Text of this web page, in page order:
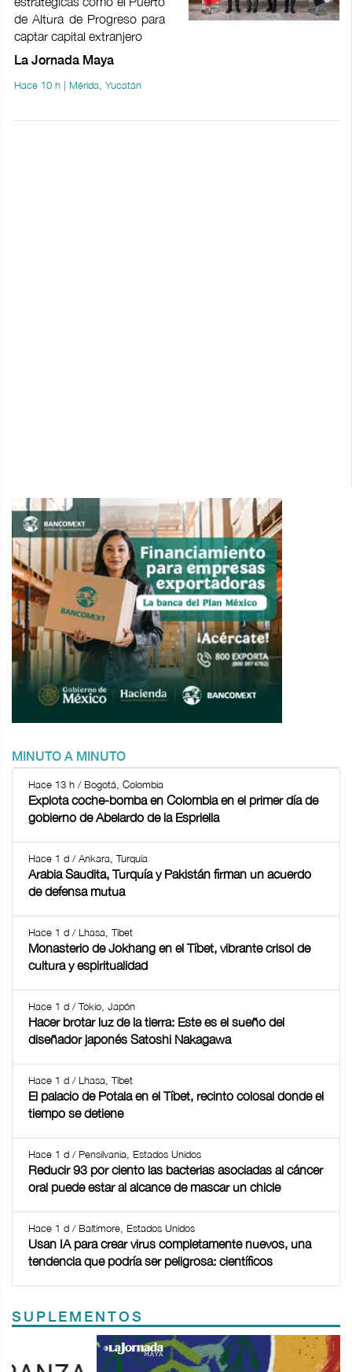
de Altura de Progreso para
captar capital extranjero
La Jornada Maya
Hace 10 h | Mérida, Yucatán
MINUTO A MINUTO
Hace 13 h / Bogotá, Colombia
Explota coche-bomba en Colombia en el primer día de
gobierno de Abelardo de la Espriella
Hace 1 d / Ankara, Turquía
Arabia Saudita, Turquía y Pakistán firman un acuerdo
de defensa mutua
Hace 1 d / Lhasa, Tíbet
Monasterio de Jokhang en el Tíbet, vibrante crisol de
cultura y espiritualidad
Hace 1 d / Tokio, Japón
Hacer brotar luz de la tierra: Este es el sueño del
diseñador japonés Satoshi Nakagawa
Hace 1 d / Lhasa, Tíbet
El palacio de Potala en el Tíbet, recinto colosal donde el
tiempo se detiene
Hace 1 d / Pensilvania, Estados Unidos
Reducir 93 por ciento las bacterias asociadas al cáncer
oral puede estar al alcance de mascar un chicle
Hace 1 d / Baltimore, Estados Unidos
Usan IA para crear virus completamente nuevos, una
tendencia que podría ser peligrosa: científicos
SUPLEMENTOS